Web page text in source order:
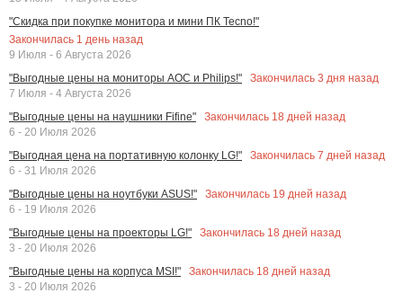
"Скидка при покупке монитора и мини ПК Tecno!"
Закончилась 1 день назад
9 Июля - 6 Августа 2026
"Выгодные цены на мониторы AOC и Philips!"
Закончилась 3 дня назад
7 Июля - 4 Августа 2026
"Выгодные цены на наушники Fifine"
Закончилась 18 дней назад
6 - 20 Июля 2026
"Выгодная цена на портативную колонку LG!"
Закончилась 7 дней назад
6 - 31 Июля 2026
"Выгодные цены на ноутбуки ASUS!"
Закончилась 19 дней назад
6 - 19 Июля 2026
"Выгодные цены на проекторы LG!"
Закончилась 18 дней назад
3 - 20 Июля 2026
"Выгодные цены на корпуса MSI!"
Закончилась 18 дней назад
3 - 20 Июля 2026